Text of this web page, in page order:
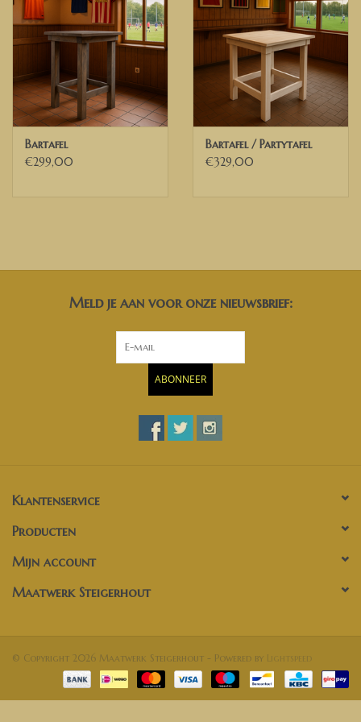
Bartafel
€299,00
Bartafel / Partytafel
€329,00
Meld je aan voor onze nieuwsbrief:
ABONNEER
Klantenservice
Producten
Mijn account
Maatwerk Steigerhout
© Copyright 2026 Maatwerk Steigerhout - Powered by Lightspeed